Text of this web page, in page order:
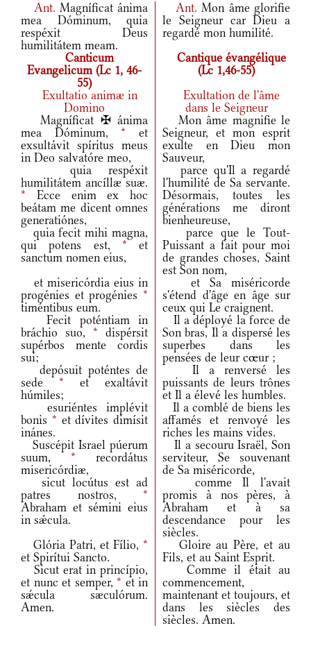
Ant. Magníficat ánima
mea Dóminum, quia
respéxit Deus
humilitátem meam.
Ant.Mon âme glorifie
le Seigneur car Dieu a
regardé mon humilité.
Canticum
Evangelicum (Lc 1, 46-
55)
Cantique évangélique
(Lc 1,46-55)
Exultatio animæ in
Domino
Exultation de l'âme
dans le Seigneur
Magníficat ✠ ánima
mea Dóminum,* et
exsultávit spíritus meus
in Deo salvatóre meo,
Mon âme magnifie le
Seigneur, et mon esprit
exulte en Dieu mon
Sauveur,
quia respéxit
humilitátem ancíllæ suæ.
* Ecce enim ex hoc
beátam me dicent omnes
generatiónes,
parce qu'Il a regardé
l'humilité de Sa servante.
Désormais, toutes les
générations me diront
bienheureuse,
quia fecit mihi magna,
qui potens est, * et
sanctum nomen eius,
parce que le Tout-
Puissant a fait pour moi
de grandes choses, Saint
est Son nom,
et misericórdia eius in
progénies et progénies *
timéntibus eum.
et Sa miséricorde
s'étend d'âge en âge sur
ceux qui Le craignent.
Fecit poténtiam in
bráchio suo, * dispérsit
supérbos mente cordis
sui;
Il a déployé la force de
Son bras, Il a dispersé les
superbes dans les
pensées de leur cœur ;
depósuit poténtes de
sede * et exaltávit
húmiles;
Il a renversé les
puissants de leurs trônes
et Il a élevé les humbles.
esuriéntes implévit
bonis * et dívites dimísit
inánes.
Il a comblé de biens les
affamés et renvoyé les
riches les mains vides.
Suscépit Israel púerum
suum, * recordátus
misericórdiæ,
Il a secouru Israël, Son
serviteur, Se souvenant
de Sa miséricorde,
sicut locútus est ad
patres nostros, *
Abraham et sémini eius
in sǽcula.
comme Il l'avait
promis à nos pères, à
Abraham et à sa
descendance pour les
siècles.
Glória Patri, et Fílio, *
et Spirítui Sancto.
Gloire au Père, et au
Fils, et au Saint Esprit.
Sicut erat in princípio,
et nunc et semper, * et in
sǽcula sæculórum.
Amen.
Comme il était au
commencement,
maintenant et toujours, et
dans les siècles des
siècles. Amen.